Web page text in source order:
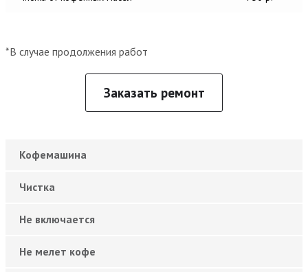
*В случае продолжения работ
Заказать ремонт
Кофемашина
Чистка
Не включается
Не мелет кофе